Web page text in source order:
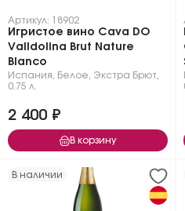
Артикул: 18902
Игристое вино Cava DO
Valldolina Brut Nature
Blanco
Испания Белое Экстра Брют
0.75 л.
2 400 ₽
В корзину
В наличии